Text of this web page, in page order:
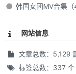
韩国女团MV合集（
网站信息
文章总数：5,129
标签总数：337 个